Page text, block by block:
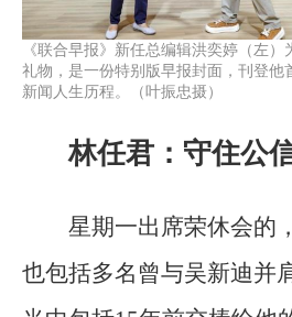
《联合早报》新任总编辑洪奕婷（左
礼物，是一份特别版早报封面，刊登他
新闻人生历程。（叶振忠摄）
林任君：守住公
星期一出席荣休会的
也包括多名曾与吴新迪并